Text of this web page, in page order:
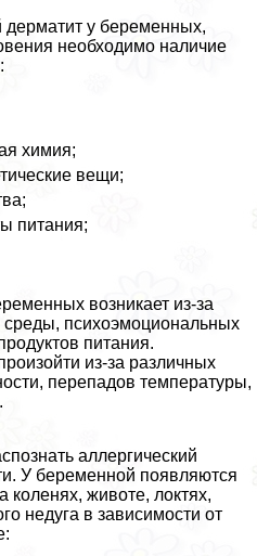
дерматит у беременных,
необходимо наличие
химия;
вещи;
питания;
возникает из-за
психоэмоциональных
питания.
из-за различных
перепадов температуры,
аллергический
У беременной появляются
животе, локтях,
недуга в зависимости от